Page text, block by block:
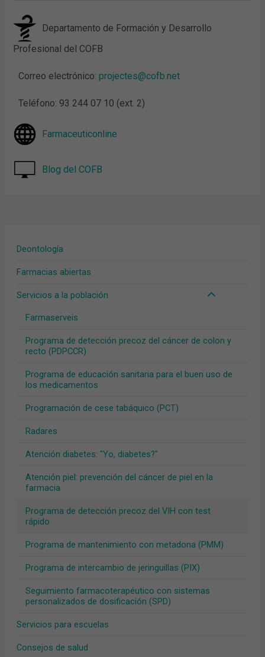
Deontología
Farmacias abiertas
Servicios a la población
Farmaserveis
Programa de detección precoz del cáncer de colon y
recto (PDPCCR)
Programa de educación sanitaria para el buen uso de
los medicamentos
Programación de cese tabáquico (PCT)
Radares
Atención diabetes: "Yo, diabetes?"
Atención piel: prevención del cáncer de piel en la
farmacia
Programa de detección precoz del VIH con test
rápido
Programa de mantenimiento con metadona (PMM)
Programa de intercambio de jeringuillas (PIX)
Seguimiento farmacoterapéutico con sistemas
personalizados de dosificación (SPD)
Servicios para escuelas
Consejos de salud
Departamento de Formación y Desarrollo
Profesional del COFB
Correo electrónico:projectes@cofb.net
Teléfono: 93 244 07 10 (ext. 2)
Farmaceuticonline
Blog del COFB